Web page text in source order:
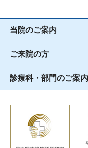
当院のご案内
ご来院の方
診療科・部門のご案内